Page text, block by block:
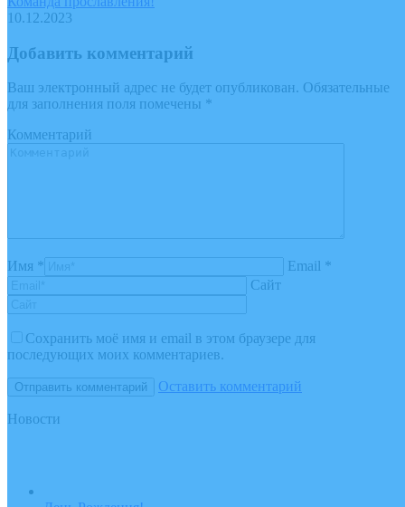
10.12.2023
Добавить комментарий
Ваш электронный адрес не будет опубликован. Обязательные
для заполнения поля помечены *
Комментарий
Имя *
Email *
Сайт
Сохранить моё имя и email в этом браузере для
последующих моих комментариев.
Оставить комментарий
Новости